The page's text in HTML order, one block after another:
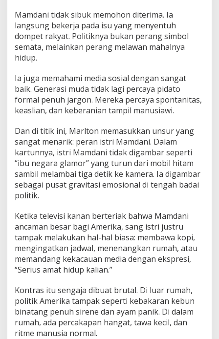
Mamdani tidak sibuk memohon diterima. Ia
langsung bekerja pada isu yang menyentuh
dompet rakyat. Politiknya bukan perang simbol
semata, melainkan perang melawan mahalnya
hidup.
Ia juga memahami media sosial dengan sangat
baik. Generasi muda tidak lagi percaya pidato
formal penuh jargon. Mereka percaya spontanitas,
keaslian, dan keberanian tampil manusiawi.
Dan di titik ini, Marlton memasukkan unsur yang
sangat menarik: peran istri Mamdani. Dalam
kartunnya, istri Mamdani tidak digambar seperti
“ibu negara glamor” yang turun dari mobil hitam
sambil melambai tiga detik ke kamera. Ia digambar
sebagai pusat gravitasi emosional di tengah badai
politik.
Ketika televisi kanan berteriak bahwa Mamdani
ancaman besar bagi Amerika, sang istri justru
tampak melakukan hal-hal biasa: membawa kopi,
mengingatkan jadwal, menenangkan rumah, atau
memandang kekacauan media dengan ekspresi,
“Serius amat hidup kalian.”
Kontras itu sengaja dibuat brutal. Di luar rumah,
politik Amerika tampak seperti kebakaran kebun
binatang penuh sirene dan ayam panik. Di dalam
rumah, ada percakapan hangat, tawa kecil, dan
ritme manusia normal.